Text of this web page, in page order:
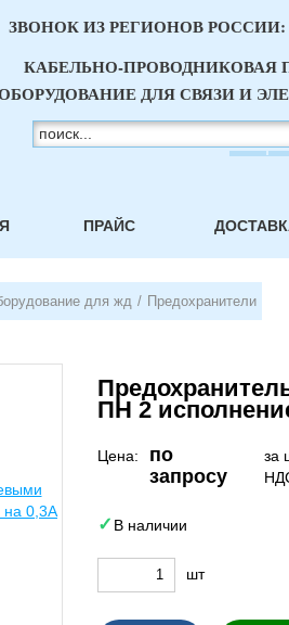
ЗВОНОК ИЗ РЕГИОНОВ РОССИИ:
КАБЕЛЬНО-ПРОВОДНИКОВАЯ
ДЛЯ СВЯЗИ И
ПРАЙС
для жд / Предохранители
ПН 2
Цена:
по
запросу
за
В наличии
шт